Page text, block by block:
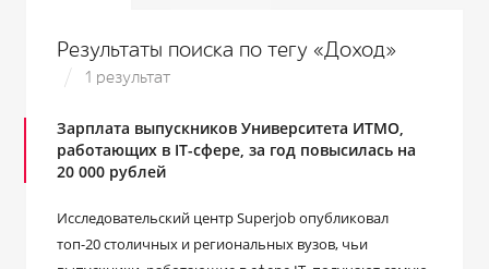
Результаты поиска по тегу «Доход»
1 результат
Зарплата выпускников Университета ИТМО,
работающих в IT-сфере, за год повысилась на
20 000 рублей
Исследовательский центр Superjob опубликовал
топ-20 столичных и региональных вузов, чьи